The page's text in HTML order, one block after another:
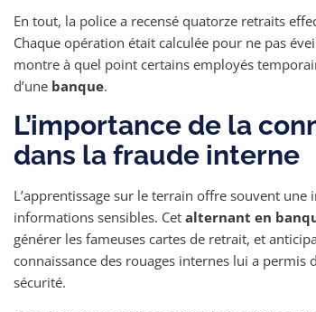
En tout, la police a recensé quatorze retraits
Chaque opération était calculée pour ne pas
montre à quel point certains employés
d’une banque.
L’importance de la
dans la fraude interne
L’apprentissage sur le terrain offre souvent
informations sensibles. Cet alternant en
générer les fameuses cartes de retrait, et
connaissance des rouages internes lui a
sécurité.